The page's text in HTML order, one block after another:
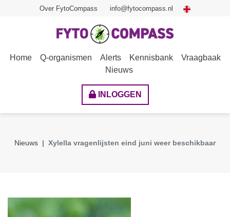
Over FytoCompass info@fytocompass.nl
Home Q-organismen Alerts Kennisbank
Vraagbaak
Nieuws
INLOGGEN
Nieuws Xylella vragenlijsten eind juni weer beschikbaar